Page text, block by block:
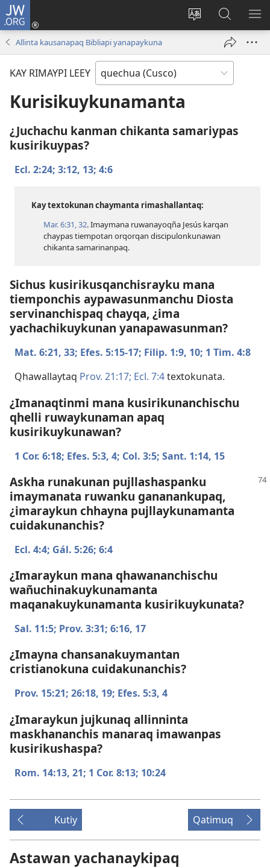
JW.ORG
Direccionpi
Sutiykiwan
jaykuy
nueva
JW.ORG
nisqapi
maskhay
Allinta kausanapaq Bibliapi yanapaykuna
KAY RIMAYPI LEEY
Kurisikuykunamanta
¿Juchachu kanman chikanta samariypas
kusirikuypas?
Ecl. 2:24; 3:​12, 13; 4:6
Kay textokunan chaymanta rimashallantaq:
Mar. 6:​31, 32. Imaymana ruwanayoqña Jesús karqan
chaypas tiempotan orqorqan discipulonkunawan
chikanta samarinanpaq.
Sichus kusirikusqanchisrayku mana
tiemponchis aypawasunmanchu Diosta
servinanchispaq chayqa, ¿ima
yachachikuykunan yanapawasunman?
Mat. 6:​21, 33; Efes. 5:​15-17; Filip. 1:​9, 10; 1 Tim. 4:8
Qhawallaytaq Prov. 21:17; Ecl. 7:4textokunata.
¿Imanaqtinmi mana kusirikunanchischu
qhelli ruwaykunaman apaq
kusirikuykunawan?
1 Cor. 6:18; Efes. 5:​3, 4; Col. 3:5; Sant. 1:​14, 15
Askha runakunan pujllashaspanku
imaymanata ruwanku gananankupaq,
¿imaraykun chhayna pujllaykunamanta
cuidakunanchis?
Ecl. 4:4; Gál. 5:26; 6:4
¿Imaraykun mana qhawananchischu
wañuchinakuykunamanta
maqanakuykunamanta kusirikuykunata?
Sal. 11:5; Prov. 3:31; 6:​16, 17
¿Imayna chansanakuymantan
cristianokuna cuidakunanchis?
Prov. 15:21; 26:​18, 19; Efes. 5:​3, 4
¿Imaraykun jujkunaq allinninta
maskhananchis manaraq imawanpas
kusirikushaspa?
Rom. 14:​13, 21; 1 Cor. 8:13; 10:24
Kutiy Qatimuq
Astawan yachanaykipaq